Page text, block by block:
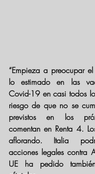
“Empieza a preocupar
lo estimado en las
Covid-19 en casi todos
riesgo de que no se
previstos en los
comentan en Renta 4.
aflorando. Italia
acciones legales contra
UE ha pedido